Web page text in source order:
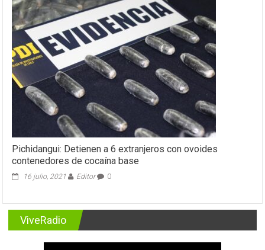
Pichidangui: Detienen a 6 extranjeros con ovoides
contenedores de cocaína base
16 julio, 2021 Editor 0
ViveRadio